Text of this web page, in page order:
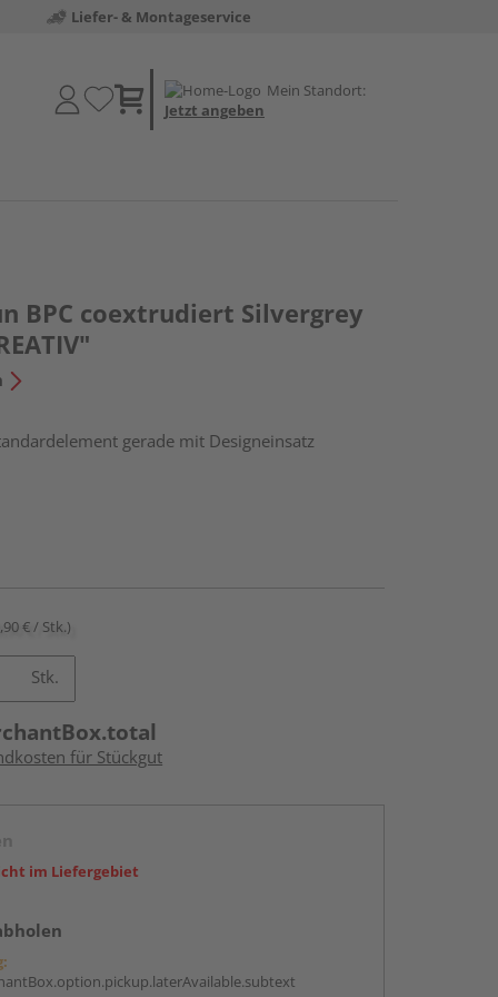
Liefer- & Montageservice
Mein Standort:
Jetzt angeben
BPC coextrudiert Silvergrey
gerade mit Designeinsatz
€ / Stk.)
Stk.
für Stückgut
im Liefergebiet